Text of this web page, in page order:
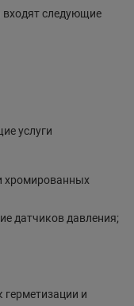
следующие
услуги
хромированных
датчиков давления;
герметизации и